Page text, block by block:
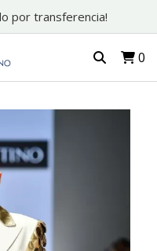
por transferencia!
0